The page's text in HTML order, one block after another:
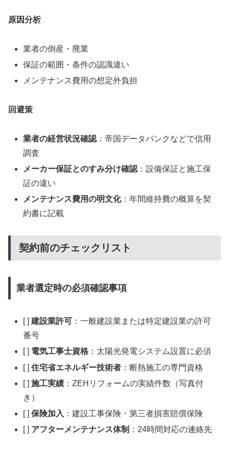
原因分析
業者の倒産・廃業
保証の範囲・条件の認識違い
メンテナンス費用の想定外負担
回避策
業者の経営状況確認 ：帝国データバンクなどで信用
調査
メーカー保証とのすみ分け確認 ：設備保証と施工保
証の違い
メンテナンス費用の明文化：年間維持費の概算を契
約書に記載
契約前のチェックリスト
業者選定時の必須確認事項
[ ]建設業許可 ：一般建設業または特定建設業の許可
番号
[ ] 電気工事士資格 ：太陽光発電システム設置に必須
[ ]住宅省エネルギー技術者 ：断熱施工の専門資格
[ ]施工実績 ：ZEHリフォームの実績件数（写真付
き）
[ ]保険加入 ：建設工事保険・第三者損害賠償保険
[ ] アフターメンテナンス体制 ：24時間対応の連絡先